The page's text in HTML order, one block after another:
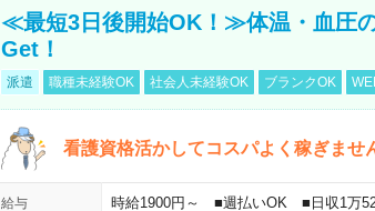
≪最短3日後開始OK！≫体温・血圧
Get！
派遣 職種未経験OK 社会人未経験OK ブランクOK
看護資格活かしてコスパよく稼ぎませ
給与 時給1900円～ ■週払いOK ■日収1万